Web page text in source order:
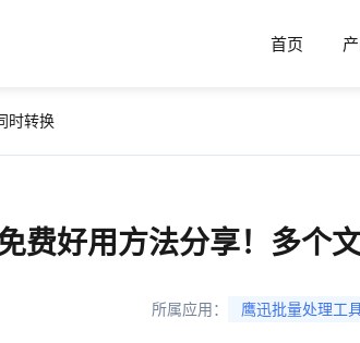
首页
时转换
费好用方法分享！多个
所属应用： 鹰迅批量处理工